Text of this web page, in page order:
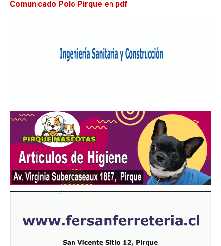
Comunicado Polo Pirque en pdf